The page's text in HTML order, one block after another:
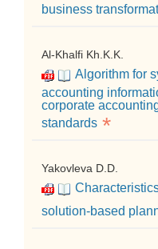
business
Al-Khalfi Kh.K.K.
Algorithm for
accounting
corporate
standards *
Yakovleva D.D.
solution-based